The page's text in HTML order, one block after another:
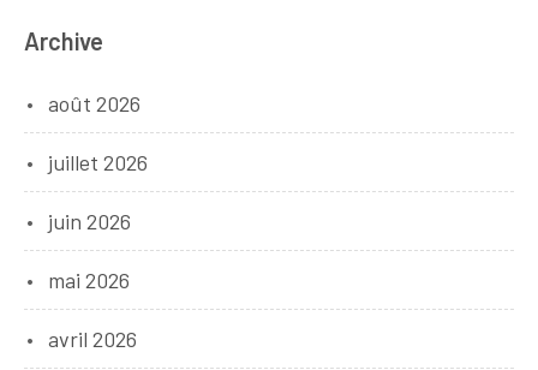
Archive
août 2026
juillet 2026
juin 2026
mai 2026
avril 2026